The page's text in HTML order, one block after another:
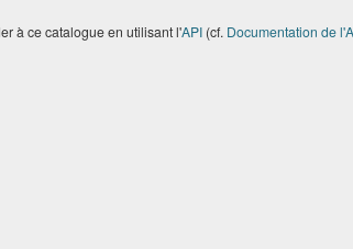
à ce catalogue en utilisant l'API(cf. Documentation de